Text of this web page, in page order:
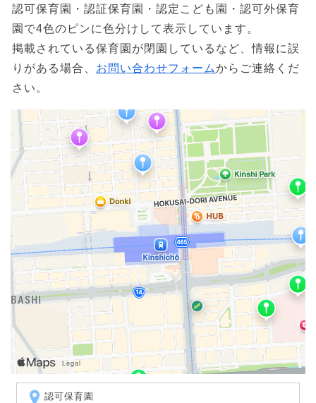
認可保育園・認証保育園・認定こども園・認可外保育
園で4色のピンに色分けして表示しています。
掲載されている保育園が閉園しているなど、情報に誤
りがある場合、 お問い合わせフォームからご連絡くだ
さい。
認可保育園